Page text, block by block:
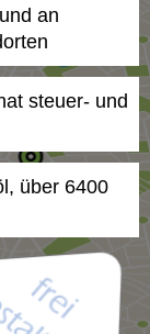
an
steuer- und
über 6400